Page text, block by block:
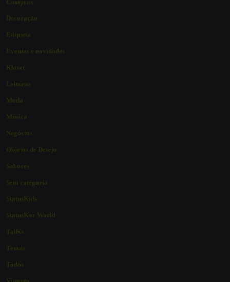
Compras
Decoração
Etiqueta
Eventos e novidades
Kloset
Leituras
Moda
Música
Negócios
Objetos de Desejo
Sabores
Sem categoria
StatusKids
StatusKor World
TalKs
Tennis
Todos